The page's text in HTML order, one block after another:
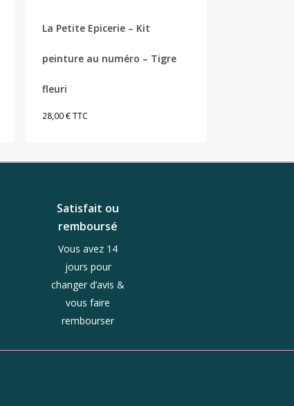
La Petite Epicerie – Kit
peinture au numéro – Tigre
fleuri
28,00€TTC
Satisfait ou
remboursé
Vous avez 14
jours pour
changer d’avis &
vous faire
rembourser